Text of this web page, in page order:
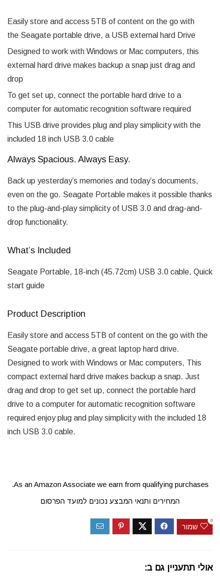
Easily store and access 5TB of content on the go with
the Seagate portable drive, a USB external hard Drive
Designed to work with Windows or Mac computers, this
external hard drive makes backup a snap just drag and
drop
To get set up, connect the portable hard drive to a
computer for automatic recognition software required
This USB drive provides plug and play simplicity with the
included 18 inch USB 3.0 cable
Always Spacious. Always Easy.
Back up yesterday’s memories and today’s documents,
even on the go. Seagate Portable makes it possible thanks
to the plug-and-play simplicity of USB 3.0 and drag-and-
drop functionality.
What’s Included
Seagate Portable, 18-inch (45.72cm) USB 3.0 cable, Quick
start guide
Product Description
Easily store and access 5TB of content on the go with the
Seagate portable drive, a great laptop hard drive.
Designed to work with Windows or Mac computers, This
compact external hard drive makes backup a snap. Just
drag and drop to get set up, connect the portable hard
drive to a computer for automatic recognition software
required enjoy plug and play simplicity with the included 18
inch USB 3.0 cable.
As an Amazon Associate we earn from qualifying purchases.
המחירים ותנאי המבצע נכונים למועד הפרסום
שמור
0
אולי תתעניין גם ב: